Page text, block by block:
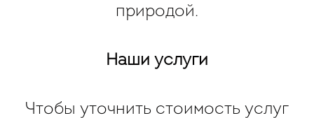
природой.
Наши услуги
Чтобы уточнить стоимость услуг